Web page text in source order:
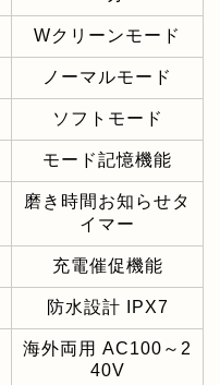
Wクリーンモード
ノーマルモード
ソフトモード
モード記憶機能
磨き時間お知らせタ
イマー
充電催促機能
防水設計 IPX7
海外両用 AC100～2
40V